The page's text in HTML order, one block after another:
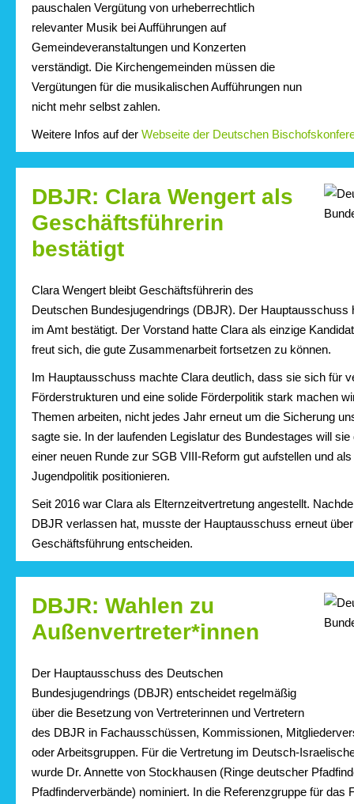
pauschalen Vergütung von urheberrechtlich
relevanter Musik bei Aufführungen auf
Gemeindeveranstaltungen und Konzerten
verständigt. Die Kirchengemeinden müssen die
Vergütungen für die musikalischen Aufführungen nun
nicht mehr selbst zahlen.
Weitere Infos auf der Webseite der Deutschen
DBJR: Clara Wengert als
Geschäftsführerin
bestätigt
Clara Wengert bleibt Geschäftsführerin des
Deutschen Bundesjugendrings (DBJR). Der Hauptausschuss
im Amt bestätigt. Der Vorstand hatte Clara als einzige
freut sich, die gute Zusammenarbeit fortsetzen zu können.
Im Hauptausschuss machte Clara deutlich, dass sie sich für
Förderstrukturen und eine solide Förderpolitik stark machen
Themen arbeiten, nicht jedes Jahr erneut um die Sicherung
sagte sie. In der laufenden Legislatur des Bundestages will
einer neuen Runde zur SGB VIII-Reform gut aufstellen und
Jugendpolitik positionieren.
Seit 2016 war Clara als Elternzeitvertretung angestellt.
DBJR verlassen hat, musste der Hauptausschuss erneut
Geschäftsführung entscheiden.
DBJR: Wahlen zu
Außenvertreter*innen
Der Hauptausschuss des Deutschen
Bundesjugendrings (DBJR) entscheidet regelmäßig
über die Besetzung von Vertreterinnen und Vertretern
des DBJR in Fachausschüssen, Kommissionen,
oder Arbeitsgruppen. Für die Vertretung im Deutsch-
wurde Dr. Annette von Stockhausen (Ringe deutscher
Pfadfinderverbände) nominiert. In die Referenzgruppe für das